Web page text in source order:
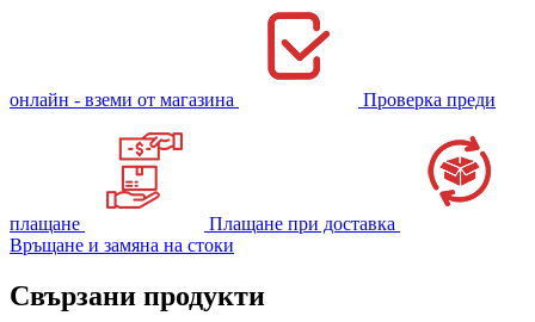
онлайн - вземи от магазина Проверка преди
плащане
Плащане при доставка
Връщане и замяна на стоки
Свързани продукти